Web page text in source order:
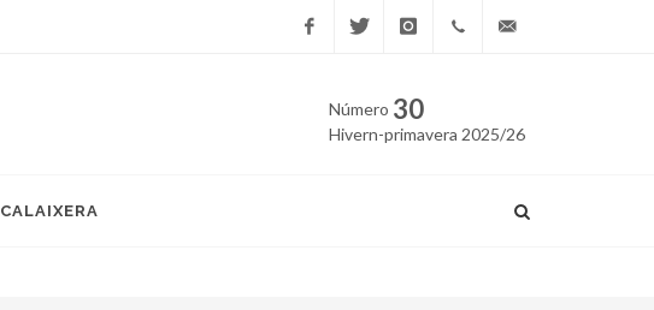
40 40
Número 30
Hivern-primavera 2025/26
CALAIXERA